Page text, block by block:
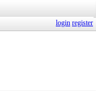
login register